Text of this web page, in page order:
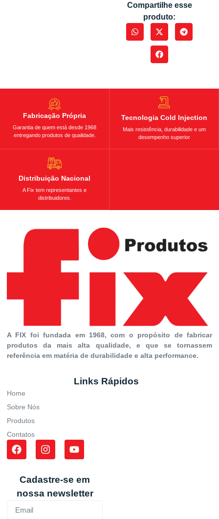
Compartilhe esse
produto:
Fabricação Própria
Garantia de quem está desde 1968
entregando produtos de qualidade.
Tecnologia Cold Injection
Mais resistência, durabilidade e um
desempenho superior
Distribuição Nacional
A Fix tem representantes e
distribuidores.
A FIX foi fundada em 1968, com o propósito de fabricar
produtos da mais alta qualidade, e que se tornassem
referência em matéria de durabilidade e alta performance.
Links Rápidos
Home
Sobre Nós
Produtos
Contatos
Cadastre-se em
nossa newsletter